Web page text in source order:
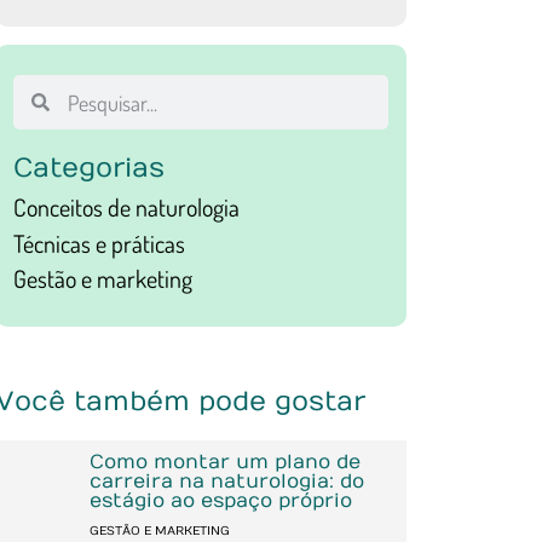
Categorias
Conceitos de naturologia
Técnicas e práticas
Gestão e marketing
também pode gostar
Como montar um plano de
carreira na naturologia: do
estágio ao espaço próprio
GESTÃO E MARKETING